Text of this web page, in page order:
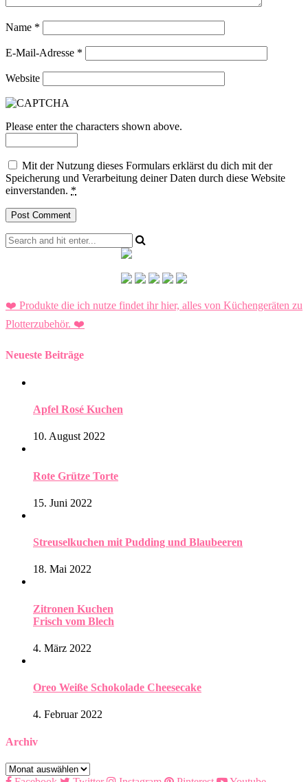
Name *
E-Mail-Adresse *
Website
Please enter the characters shown above.
Mit der Nutzung dieses Formulars erklärst du dich mit der
Speicherung und Verarbeitung deiner Daten durch diese Website
einverstanden. *
❤️ Produkte die ich nutze findet ihr hier, alles von Küchengeräten zu
Plotterzubehör. ❤️
Neueste Beiträge
Apfel Rosé Kuchen
10. August 2022
Rote Grütze Torte
15. Juni 2022
Streuselkuchen mit Pudding und Blaubeeren
18. Mai 2022
Zitronen Kuchen
Frisch vom Blech
4. März 2022
Oreo Weiße Schokolade Cheesecake
4. Februar 2022
Archiv
Archiv